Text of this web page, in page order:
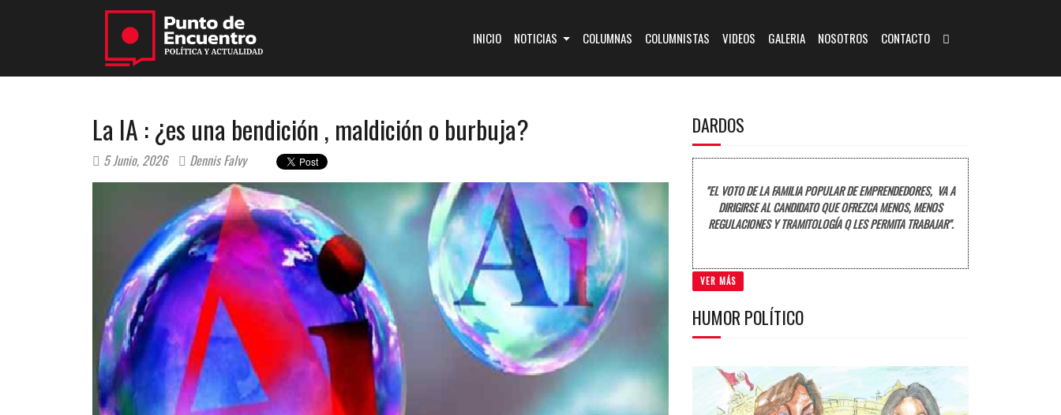
INICIO(CURRENT)
NOTICIAS COLUMNAS COLUMNISTAS VIDEOS GALERIA NOSOTROS CONTACTO
La IA : ¿es una bendición , maldición o burbuja?
5 Junio, 2026 Dennis Falvy
DARDOS
"EL VOTO DE LA FAMILIA POPULAR DE EMPRENDEDORES, VA A
DIRIGIRSE AL CANDIDATO QUE OFREZCA MENOS, MENOS
REGULACIONES Y TRAMITOLOGÍA Q LES PERMITA TRABAJAR".
VER MÁS
HUMOR POLÍTICO